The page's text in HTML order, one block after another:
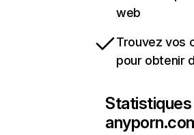
web
Trouvez vos
pour obtenir